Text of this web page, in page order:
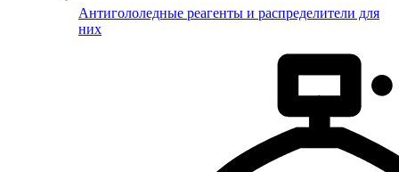
Антигололедные реагенты и распределители для
них